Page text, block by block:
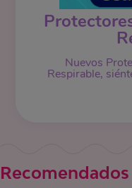
Nuevos
Respirable,
Recomendados